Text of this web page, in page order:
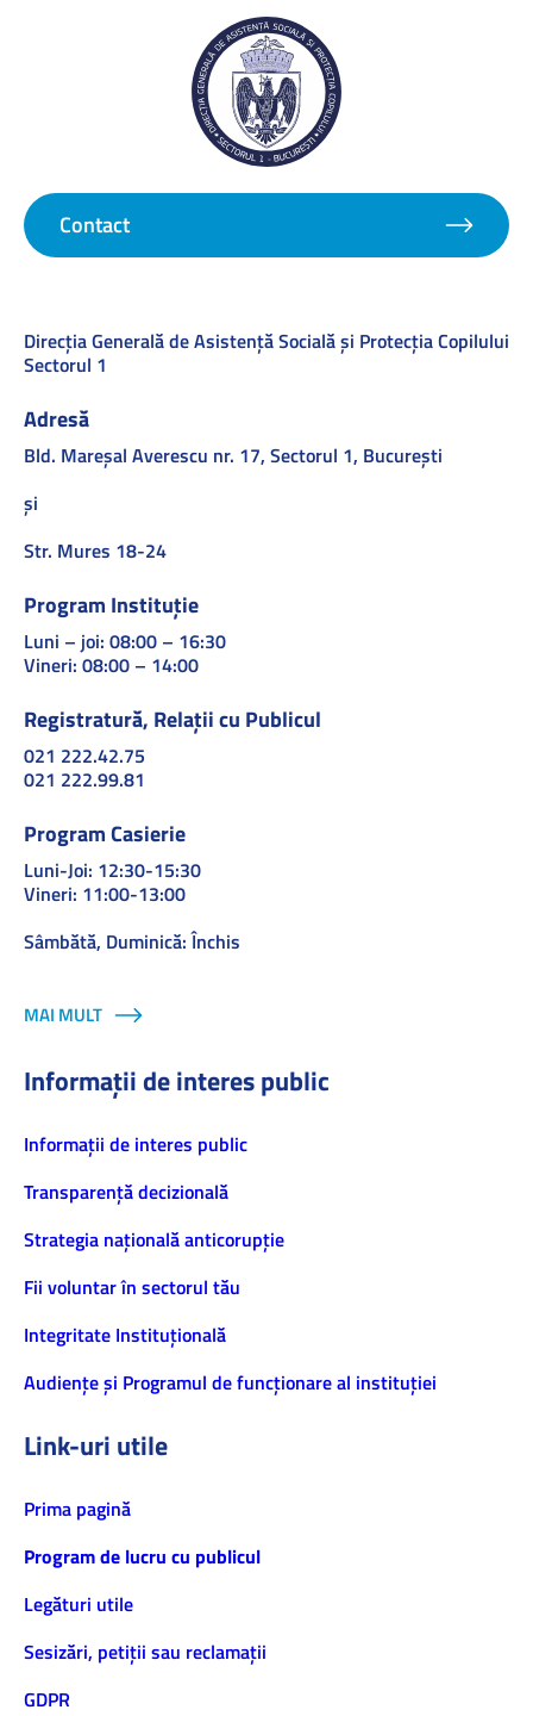
Contact
Direcţia Generală de Asistenţă Socială şi Protecţia Copilului
Sectorul 1
Adresă
Bld. Mareşal Averescu nr. 17, Sectorul 1, Bucureşti
și
Str. Mures 18-24
Program Instituție
Luni – joi: 08:00 – 16:30
Vineri: 08:00 – 14:00
Registratură, Relații cu Publicul
021 222.42.75
021 222.99.81
Program Casierie
Luni-Joi: 12:30-15:30
Vineri: 11:00-13:00
Sâmbătă, Duminică: Închis
MAI MULT
Informații de interes public
Informaţii de interes public
Transparență decizională
Strategia națională anticorupție
Fii voluntar în sectorul tău
Integritate Instituțională
Audiențe și Programul de funcționare al instituției
Link-uri utile
Prima pagină
Program de lucru cu publicul
Legături utile
Sesizări, petiţii sau reclamații
GDPR